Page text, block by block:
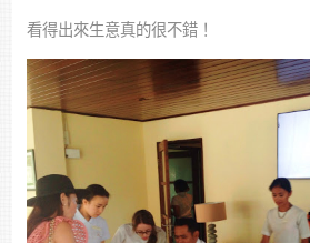
看得出來生意真的很不錯！